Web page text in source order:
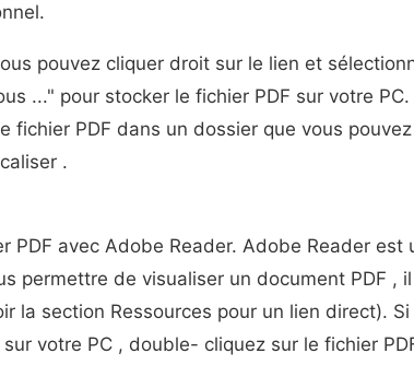
pouvez cliquer droit sur le lien et
..." pour stocker le fichier PDF sur votre
fichier PDF dans un dossier que vous
.
PDF avec Adobe Reader. Adobe Reader est
permettre de visualiser un document PDF ,
la section Ressources pour un lien direct).
votre PC , double- cliquez sur le fichier